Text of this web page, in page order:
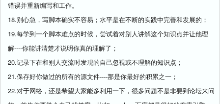
错误并重新编写和工作。
18.别心急，写脚本确实不容易；水平是在不断的实践中完善和发展的；
19.每学到一个脚本难点的时候，尝试着对别人讲解这个知识点并让他理
解----你能讲清楚才说明你真的理解了；
20.记录下在和别人交流时发现的自己忽视或不理解的知识点；
21.保存好你做过的所有的源文件----那是你最好的积累之一；
22.对于网络，还是希望大家能多利用一下，很多问题不是非要到论坛来问